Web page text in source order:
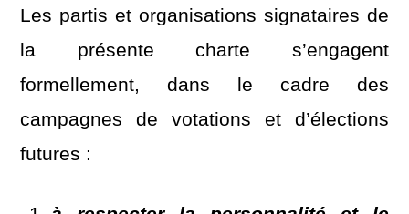
Les partis et organisations signataires de
la présente charte s’engagent
formellement, dans le cadre des
campagnes de votations et d’élections
futures :